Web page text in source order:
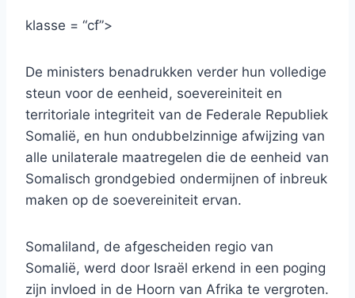
klasse = “cf”>
De ministers benadrukken verder hun volledige
steun voor de eenheid, soevereiniteit en
territoriale integriteit van de Federale Republiek
Somalië, en hun ondubbelzinnige afwijzing van
alle unilaterale maatregelen die de eenheid van
Somalisch grondgebied ondermijnen of inbreuk
maken op de soevereiniteit ervan.
Somaliland, de afgescheiden regio van
Somalië, werd door Israël erkend in een poging
zijn invloed in de Hoorn van Afrika te vergroten.